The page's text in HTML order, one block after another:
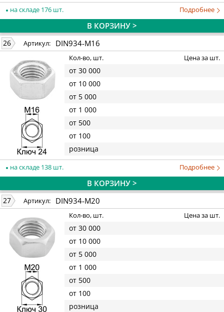
на складе 176 шт. Подробнее
В КОРЗИНУ >
26 Артикул: DIN934-M16
Кол-во, шт. Цена за шт.
от 30 000
от 10 000
от 5 000
от 1 000
от 500
от 100
розница
на складе 138 шт. Подробнее
В КОРЗИНУ >
27 Артикул: DIN934-M20
Кол-во, шт. Цена за шт.
от 30 000
от 10 000
от 5 000
от 1 000
от 500
от 100
розница